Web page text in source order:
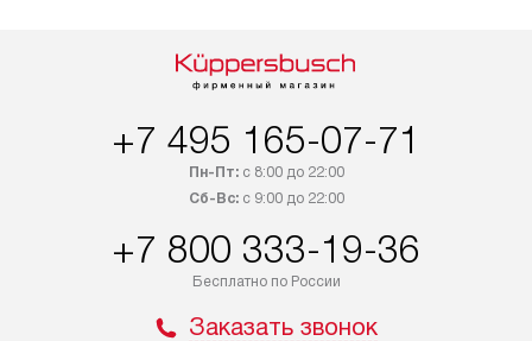
+7 495 165-07-71
Пн-Пт:с 8:00 до 22:00
Сб-Вс:с 9:00 до 22:00
+7 800 333-19-36
Бесплатно по России
Заказать звонок